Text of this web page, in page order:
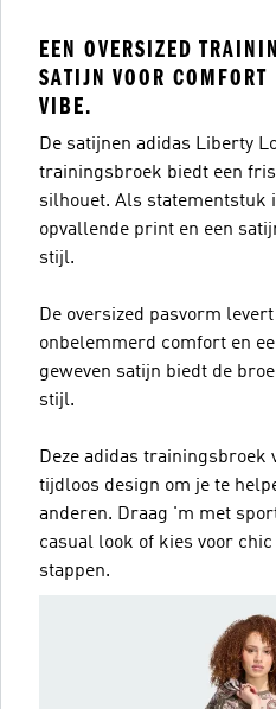
EEN OVERSIZED
SATIJN VOOR COMFORT
VIBE.
De satijnen adidas Liberty
trainingsbroek biedt een
silhouet. Als statementstuk
opvallende print en een
stijl.
De oversized pasvorm
onbelemmerd comfort en
geweven satijn biedt de
stijl.
Deze adidas trainingsbroek
tijdloos design om je te
anderen. Draag 'm met
casual look of kies voor
stappen.